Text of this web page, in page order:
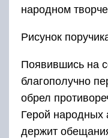
народном
Рисунок
Появившись на
благополучно
обрел
Герой народных
держит